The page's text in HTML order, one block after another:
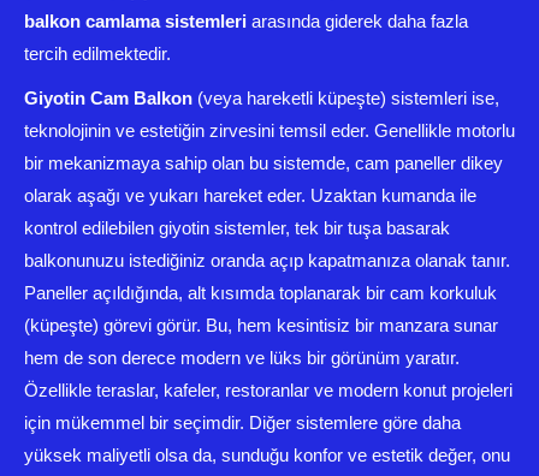
balkon camlama sistemleri arasında giderek daha fazla
tercih edilmektedir.
Giyotin Cam Balkon (veya hareketli küpeşte) sistemleri ise,
teknolojinin ve estetiğin zirvesini temsil eder. Genellikle motorlu
bir mekanizmaya sahip olan bu sistemde, cam paneller dikey
olarak aşağı ve yukarı hareket eder. Uzaktan kumanda ile
kontrol edilebilen giyotin sistemler, tek bir tuşa basarak
balkonunuzu istediğiniz oranda açıp kapatmanıza olanak tanır.
Paneller açıldığında, alt kısımda toplanarak bir cam korkuluk
(küpeşte) görevi görür. Bu, hem kesintisiz bir manzara sunar
hem de son derece modern ve lüks bir görünüm yaratır.
Özellikle teraslar, kafeler, restoranlar ve modern konut projeleri
için mükemmel bir seçimdir. Diğer sistemlere göre daha
yüksek maliyetli olsa da, sunduğu konfor ve estetik değer, onu